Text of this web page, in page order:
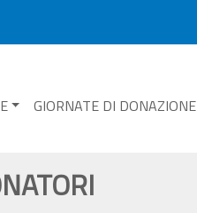
GIORNATE DI DONAZIONE